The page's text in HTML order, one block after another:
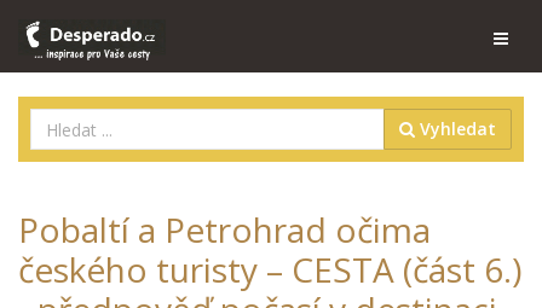
Vyhledat
Pobaltí a Petrohrad očima
českého turisty – CESTA (část 6.)